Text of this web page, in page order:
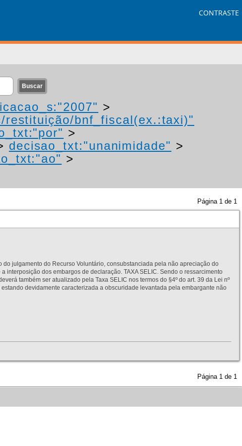
CONTRASTE
>
bnf_fiscal(ex.:taxi)"
>
decisao_txt:"unanimidade" >
>
Página 1 de 1
do julgamento do Recurso Voluntário, consubstanciada pela não apreciação do
dos embargos de declaração. TAXA SELIC. Sendo o ressarcimento
também ser atualizado pela Taxa SELIC nos termos do §4º do art. 39 da Lei nº
devidamente caracterizada a obscuridade levantada pela embargante não
Página 1 de 1